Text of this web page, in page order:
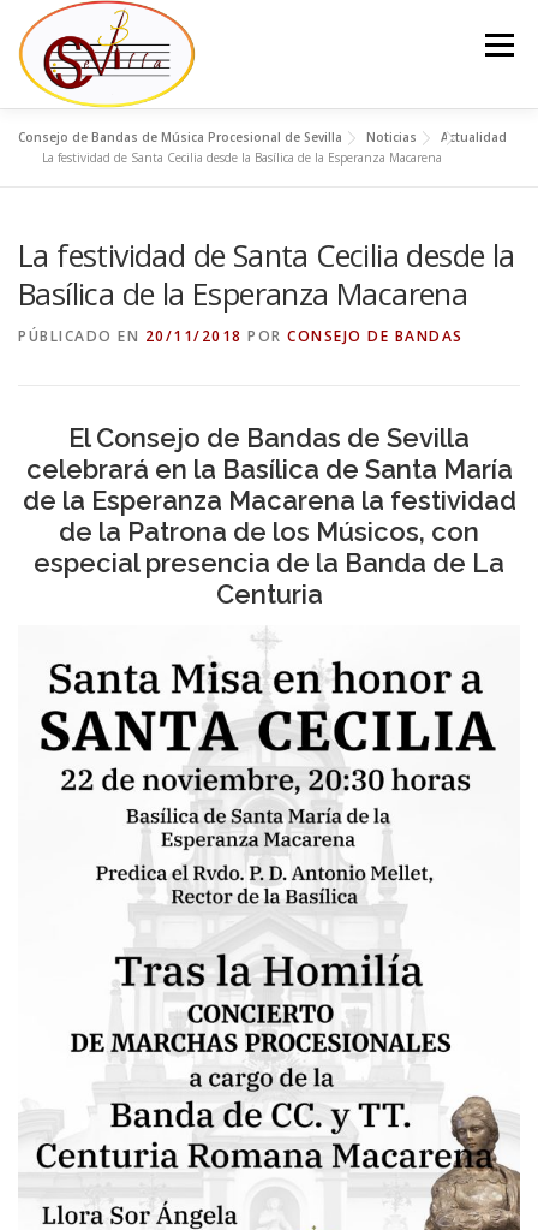
contenido
Menú
EL CONSEJO LA JUNTA DEL CONSEJO BANDAS
NOTICIAS CONTACTO
Consejo de Bandas de Música Procesional de Sevilla Noticias
Actualidad
La festividad de Santa Cecilia desde la Basílica de la Esperanza Macarena
La festividad de Santa Cecilia desde la
Basílica de la Esperanza Macarena
PÚBLICADO EN 20/11/2018 POR CONSEJO DE BANDAS
El Consejo de Bandas de Sevilla
celebrará en la Basílica de Santa María
de la Esperanza Macarena la festividad
de la Patrona de los Músicos, con
especial presencia de la Banda de La
Centuria